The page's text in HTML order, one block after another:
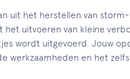
uit het herstellen van
uitvoeren van kleine
wordt uitgevoerd. Jouw
werkzaamheden en het